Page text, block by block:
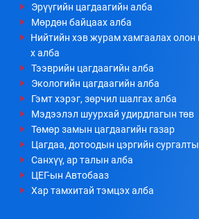
Эрүүгийн цагдаагийн алба
Мөрдөн байцаах алба
Нийтийн хэв журам хамгаалах олон
х алба
Тээврийн цагдаагийн алба
Экологийн цагдаагийн алба
Гэмт хэрэг, зөрчил шалгах алба
Мэдээлэл шуурхай удирдлагын төв
Төмөр замын цагдаагийн газар
Цагдаа, дотоодын цэргийн
Санхүү, ар талын алба
ЦЕГ-ын Автобааз
Хар тамхитай тэмцэх алба